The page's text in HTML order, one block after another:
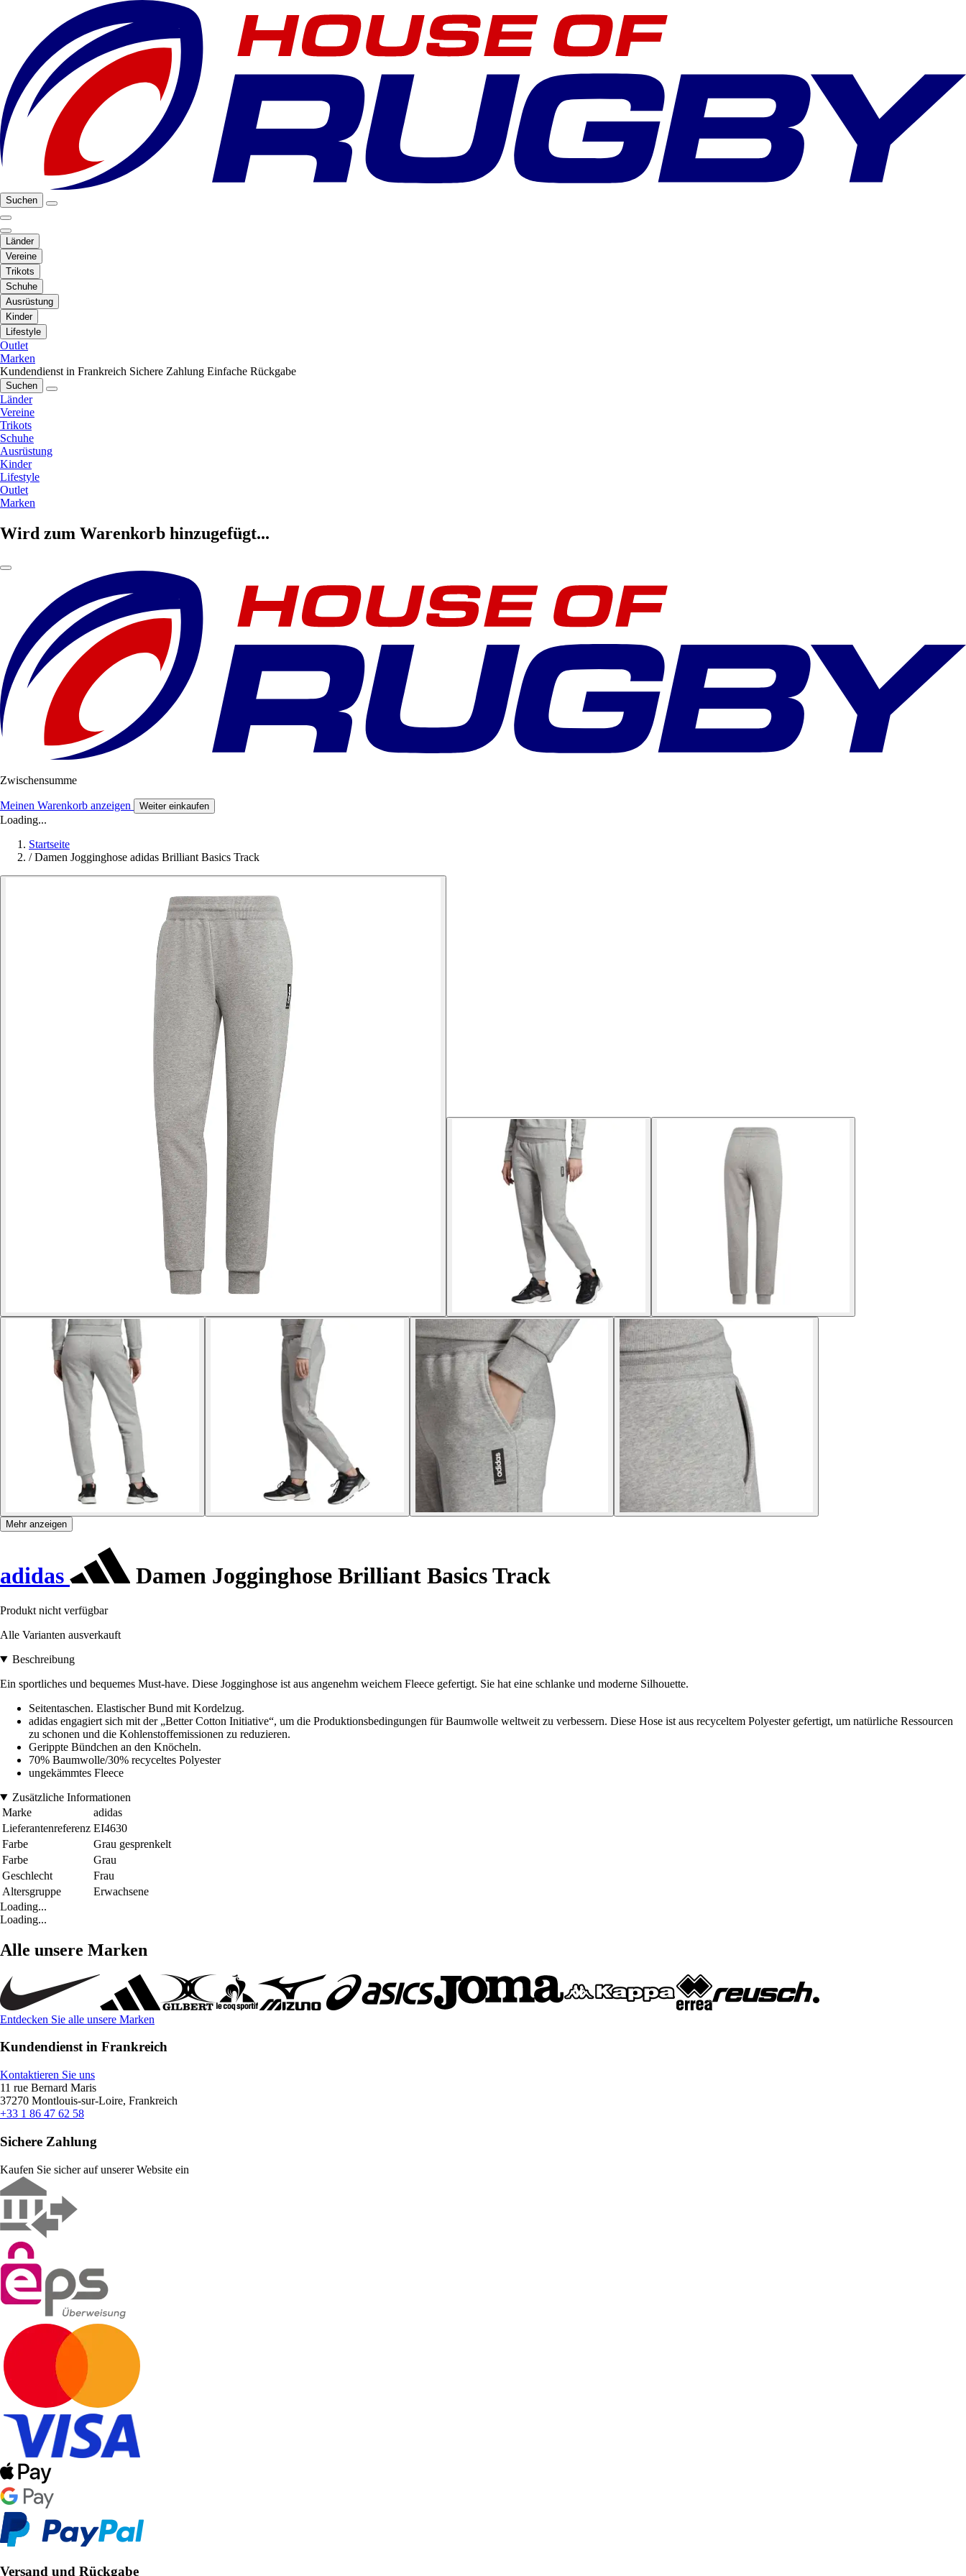
Suchen
Länder
Vereine
Trikots
Schuhe
Ausrüstung
Kinder
Lifestyle
Outlet
Marken
Kundendienst in Frankreich Sichere Zahlung Einfache Rückgabe
Suchen
Länder
Vereine
Trikots
Schuhe
Ausrüstung
Kinder
Lifestyle
Outlet
Marken
Wird zum Warenkorb hinzugefügt...
Zwischensumme
Meinen Warenkorb anzeigen Weiter einkaufen
Loading...
Startseite
/ Damen Jogginghose adidas Brilliant Basics Track
Mehr anzeigen
adidas Damen Jogginghose Brilliant Basics Track
Produkt nicht verfügbar
Alle Varianten ausverkauft
Beschreibung
Ein sportliches und bequemes Must-have. Diese Jogginghose ist aus angenehm weichem Fleece gefertigt. Sie hat eine schlanke und moderne Silhouette.
Seitentaschen. Elastischer Bund mit Kordelzug.
adidas engagiert sich mit der „Better Cotton Initiative“, um die Produktionsbedingungen für Baumwolle weltweit zu verbessern. Diese Hose ist aus recyceltem Polyester gefertigt, um natürliche Ressourcen
zu schonen und die Kohlenstoffemissionen zu reduzieren.
Gerippte Bündchen an den Knöcheln.
70% Baumwolle/30% recyceltes Polyester
ungekämmtes Fleece
Zusätzliche Informationen
Marke
adidas
Lieferantenreferenz EI4630
Farbe
Grau gesprenkelt
Farbe
Grau
Geschlecht
Frau
Altersgruppe
Erwachsene
Loading...
Loading...
Alle unsere Marken
Entdecken Sie alle unsere Marken
Kundendienst in Frankreich
Kontaktieren Sie uns
11 rue Bernard Maris
37270 Montlouis-sur-Loire, Frankreich
+33 1 86 47 62 58
Sichere Zahlung
Kaufen Sie sicher auf unserer Website ein
Versand und Rückgabe